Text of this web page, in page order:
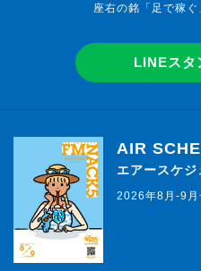
座右の銘「足で稼ぐ
LINEスタ
AIR
エアースケジ
2026年8月-9月